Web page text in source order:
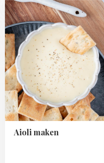
Aioli maken
Read
more
about
Aioli
maken